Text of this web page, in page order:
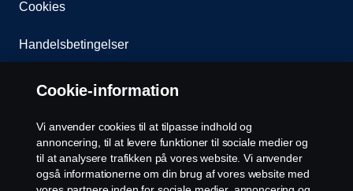
Cookies
Handelsbetingelser
Kontakt os
Whistleblowing
EU Datalicensaftale
Cookie-information
Vi anvender cookies til at tilpasse indhold og
annoncering, til at levere funktioner til sociale medier og
til at analysere trafikken på vores website. Vi anvender
også informationerne om din brug af vores website med